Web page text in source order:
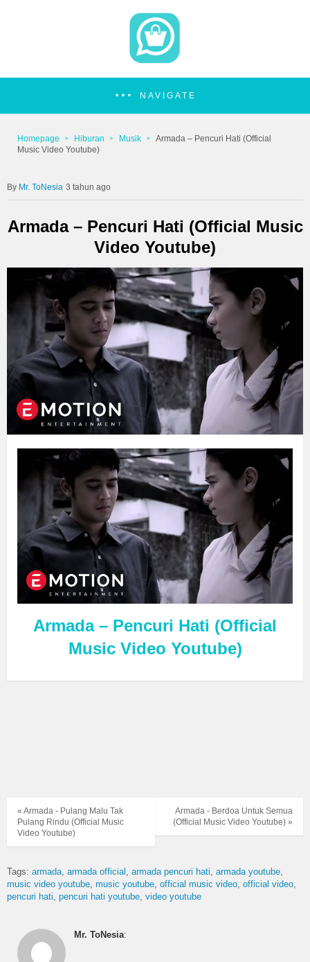
NAVIGATE
Homepage Hiburan Musik
Armada – Pencuri Hati (Official
Music Video Youtube)
Mr. ToNesia 3 tahun ago
Armada – Pencuri Hati (Official Music
Video Youtube)
Armada – Pencuri Hati (Official
Music Video Youtube)
Armada - Berdoa Untuk Semua
(Official Music Video Youtube) »
« Armada - Pulang Malu Tak
Pulang Rindu (Official Music
Video Youtube)
Tags: armada armada official armada pencuri hati armada youtube
music video youtube music youtube official music video official video
pencuri hati pencuri hati youtube video youtube
Mr. ToNesia: